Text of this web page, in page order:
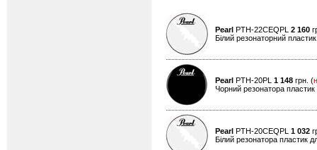
Pearl PTH-22CEQPL 2 160
Білий резонаторний
Pearl PTH-20PL 1 148 грн. (
Чорний резонатора
Pearl PTH-20CEQPL 1 032
Білий резонатора пластик